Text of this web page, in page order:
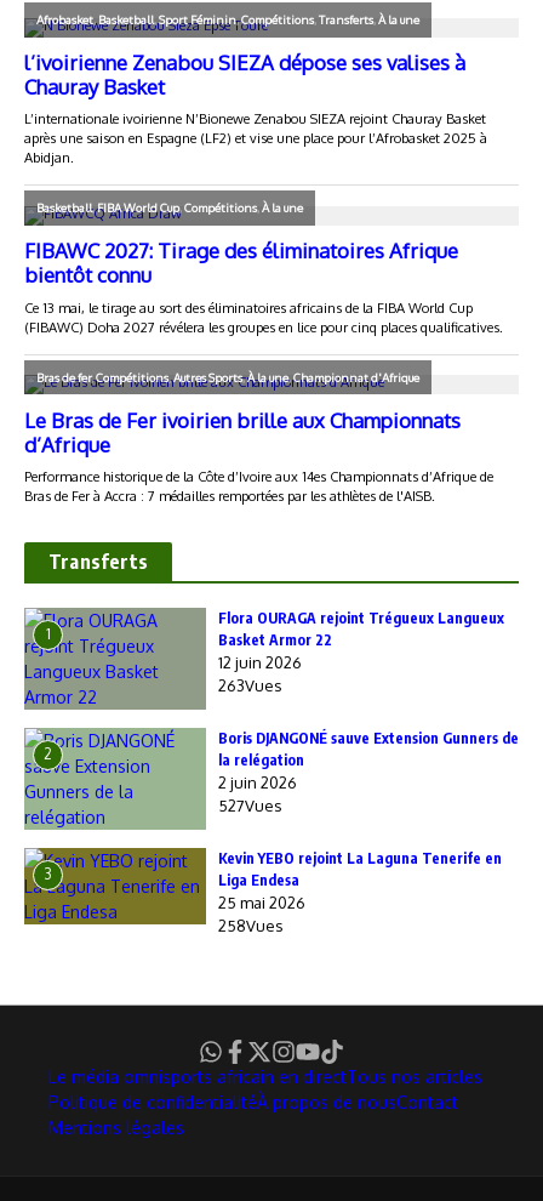
Transferts
1
Flora OURAGA rejoint Trégueux Langueux
Basket Armor 22
12 juin 2026
263Vues
2
Boris DJANGONÉ sauve Extension Gunners de
la relégation
2 juin 2026
527Vues
3
Kevin YEBO rejoint La Laguna Tenerife en
Liga Endesa
25 mai 2026
258Vues
Le média omnisports africain en directTous nos articles
Politique de confidentialitéÀ propos de nousContact
Mentions légales